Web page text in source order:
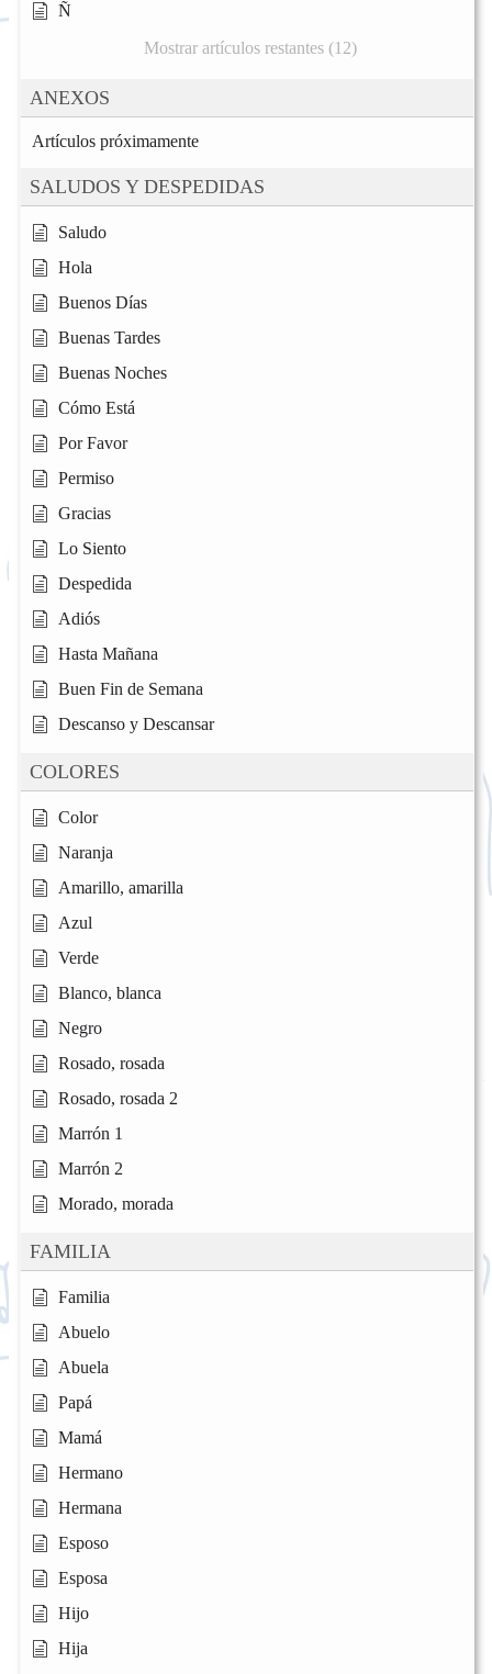
Ñ
Mostrar artículos restantes (12)
ANEXOS
Artículos próximamente
SALUDOS Y DESPEDIDAS
Saludo
Hola
Buenos Días
Buenas Tardes
Buenas Noches
Cómo Está
Por Favor
Permiso
Gracias
Lo Siento
Despedida
Adiós
Hasta Mañana
Buen Fin de Semana
Descanso y Descansar
COLORES
Color
Naranja
Amarillo, amarilla
Azul
Verde
Blanco, blanca
Negro
Rosado, rosada
Rosado, rosada 2
Marrón 1
Marrón 2
Morado, morada
FAMILIA
Familia
Abuelo
Abuela
Papá
Mamá
Hermano
Hermana
Esposo
Esposa
Hijo
Hija